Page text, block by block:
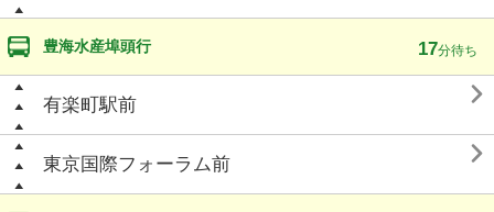
豊海水産埠頭行 17分待ち
有楽町駅前 
東京国際フォーラム前 